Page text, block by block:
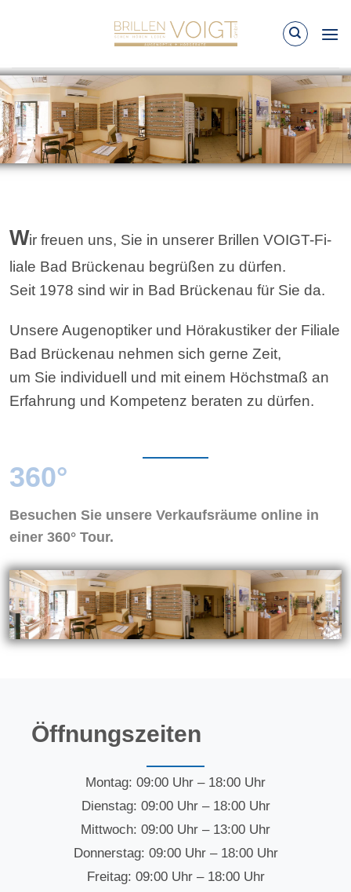
Wir freu­en uns, Sie in un­se­rer Brillen VOIGT-Fi­
lia­le Bad Brückenau be­grü­ßen zu dür­fen.
Seit 1978 sind wir in Bad Brückenau für Sie da.
Unsere Au­gen­op­ti­ker und Hör­akus­ti­ker der Fi­lia­le
Bad Brückenau neh­men sich ger­ne Zeit,
um Sie in­di­vi­du­ell und mit ei­nem Höchst­maß an
Er­fah­rung und Kom­pe­tenz be­ra­ten zu dür­fen.
360°
Besuchen Sie unsere Verkaufsräume online in
einer 360° Tour.
Öffnungszeiten
Montag: 09:00 Uhr – 18:00 Uhr
Dienstag: 09:00 Uhr – 18:00 Uhr
Mittwoch: 09:00 Uhr – 13:00 Uhr
Donnerstag: 09:00 Uhr – 18:00 Uhr
Freitag: 09:00 Uhr – 18:00 Uhr